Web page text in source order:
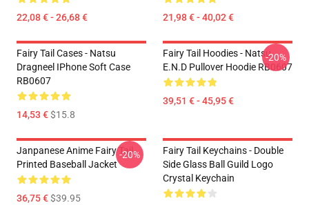
22,08 € - 26,68 € 21,98 € - 40,02 €
Fairy Tail Cases - Natsu
Dragneel IPhone Soft Case
RB0607
14,53 €$15.8
Fairy Tail Hoodies - Natsu
E.N.D Pullover Hoodie RB0607
39,51 € - 45,95 €
-20%
Janpanese Anime Fairy Tail
Printed Baseball Jacket
36,75 €$39.95
-20%
Fairy Tail Keychains - Double
Side Glass Ball Guild Logo
Crystal Keychain